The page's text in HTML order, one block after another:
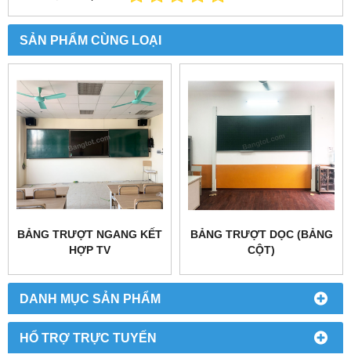
DANH MỤC SẢN PHẨM
HỔ TRỢ TRỰC TUYẾN
SẢN PHẨM CÙNG LOẠI
BẢNG TRƯỢT NGANG KẾT
HỢP TV
BẢNG TRƯỢT DỌC (BẢNG
CỘT)